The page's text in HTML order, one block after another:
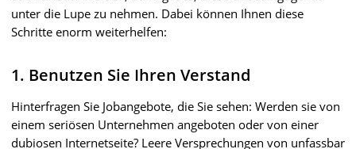
unter die Lupe zu nehmen. Dabei können Ihnen diese
Schritte enorm weiterhelfen:
1. Benutzen Sie Ihren Verstand
Hinterfragen Sie Jobangebote, die Sie sehen: Werden sie von
einem seriösen Unternehmen angeboten oder von einer
dubiosen Internetseite? Leere Versprechungen von unfassbar